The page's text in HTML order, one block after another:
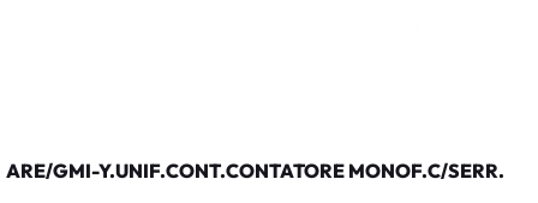
ARE/GMI-Y.UNIF.CONT.CONTATORE MONOF.C/SERR.